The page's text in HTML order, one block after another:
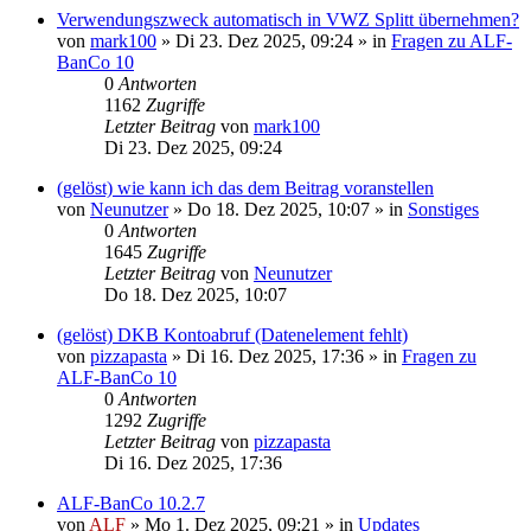
Verwendungszweck automatisch in VWZ Splitt übernehmen?
von mark100 » Di 23. Dez 2025, 09:24 » in Fragen zu ALF-
BanCo 10
0 Antworten
1162 Zugriffe
Letzter Beitrag von mark100
Di 23. Dez 2025, 09:24
(gelöst) wie kann ich das dem Beitrag voranstellen
von Neunutzer» Do 18. Dez 2025, 10:07 » in Sonstiges
0 Antworten
1645 Zugriffe
Letzter Beitrag von Neunutzer
Do 18. Dez 2025, 10:07
(gelöst) DKB Kontoabruf (Datenelement fehlt)
von pizzapasta » Di 16. Dez 2025, 17:36 » in Fragen zu
ALF-BanCo 10
0 Antworten
1292 Zugriffe
Letzter Beitrag von pizzapasta
Di 16. Dez 2025, 17:36
ALF-BanCo 10.2.7
von ALF » Mo 1. Dez 2025, 09:21 » in Updates